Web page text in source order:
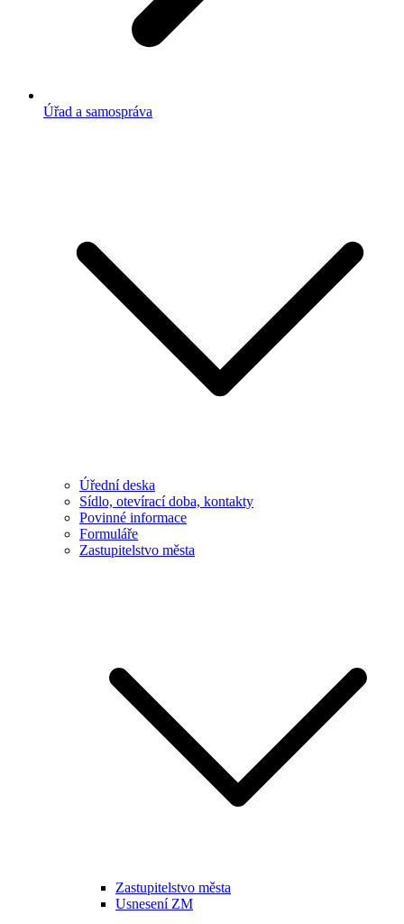
Úřad a samospráva
Úřední deska
Sídlo, otevírací doba, kontakty
Povinné informace
Formuláře
Zastupitelstvo města
Zastupitelstvo města
Usnesení ZM